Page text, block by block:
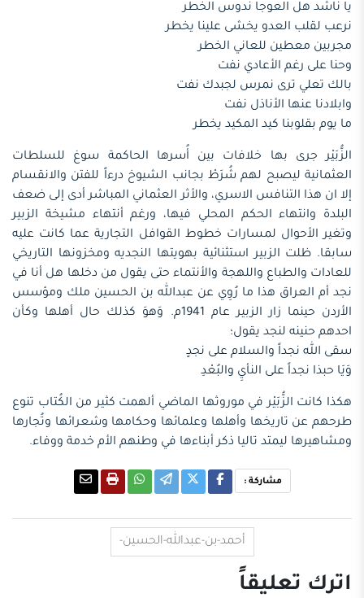
يا ناشد هل العوجا ندوس الخطر
نرعب لقلب العدو يخشى علينا يخطر
مجربين معطين للعاني الخطر
وحنا على رغم الأعادي نفت
بالك تعلي ترى نمرس لجبدك نفت
وابلادنا عنها الأناذل نفت
ما يوم بقلوبنا كيد المكيد يخطر
الزُّبَيْر جرى بها خلافات بين أُسرها الحاكمة سوغ للسلطات
العثمانية ليصبح لهم شُرَطْ بجانب الشيوخ درءاً للفتن والانقسام
إلا ان هذا التنافس الاسري، والأثر العثماني المباشر أدى إلى ضعف
البلدة وانتهاء الحكم المحلي فيها، ورغم أنتهاء مشيخة الزبير
وتغير الأحوال لمسارات خطوط القوافل التجارية عما كانت عليه
سابقا. ظلت الزبير استثنائية بهويتها النجديه ومخزونها التاريخي
للعادات والطباع واللهجة والأنتماء حتى يقول من دخلها هل أنا في
نجد أم العراق هذا ما رُوِي عن عبدالله بن الحسين ملك ومؤسس
الأردن حينما زار الزبير عام 1941م. وَهوَ كذلك حال أهلها وكأن
احدهم حنينه لنجد يقول؛
سقى الله نجداً والسلام على نجدٍ
وَيَا حبذا نجداً على النأيِ والبُعْدِ
هكذا كانت الزُّبَيْر في موروثها الماضي ألهمت كثير من الكُتاب تنوع
طرحهم عن تاريخها وأهلها وعلمائها وحكامها وشعرائها وتُجارها
ومشاهيرها ليمتد تاليا ذكر أبناءها في وطنهم الأم خدمة ووفاء.
مشاركة :
أحمد-بن-عبدالله-الحسين-
اترك تعليقاً